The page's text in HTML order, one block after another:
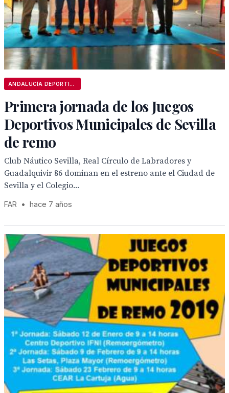
Primera jornada de los Juegos
Deportivos Municipales de Sevilla
de remo
Club Náutico Sevilla, Real Círculo de Labradores y
Guadalquivir 86 dominan en el estreno ante el Ciudad de
Sevilla y el Colegio...
FAR • hace 7 años